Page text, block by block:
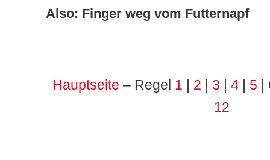
Also: Finger weg vom Futternapf
Hauptseite – Regel 1 2 3 4 5
12